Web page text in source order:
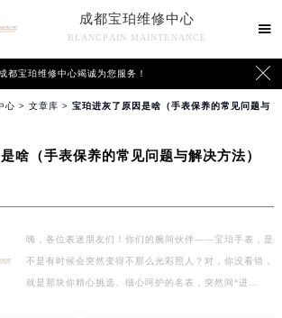
成都宝珀维修中心
BLANCPAIN MAINTENANCE

成都宝珀维修中心竭诚为您服务！ 
心 > 文章库 > 宝珀进灰了原因是啥（手表保养的常见问题与
啥（手表保养的常见问题与解决方法）
嗨，各位表迷朋友们！你们的腕间伙伴——宝珀手表，是
不是有时候会突然变得不那么光彩照人？对，你没看错，
就是那块你精心挑选、细心呵护的名表，突然间“进